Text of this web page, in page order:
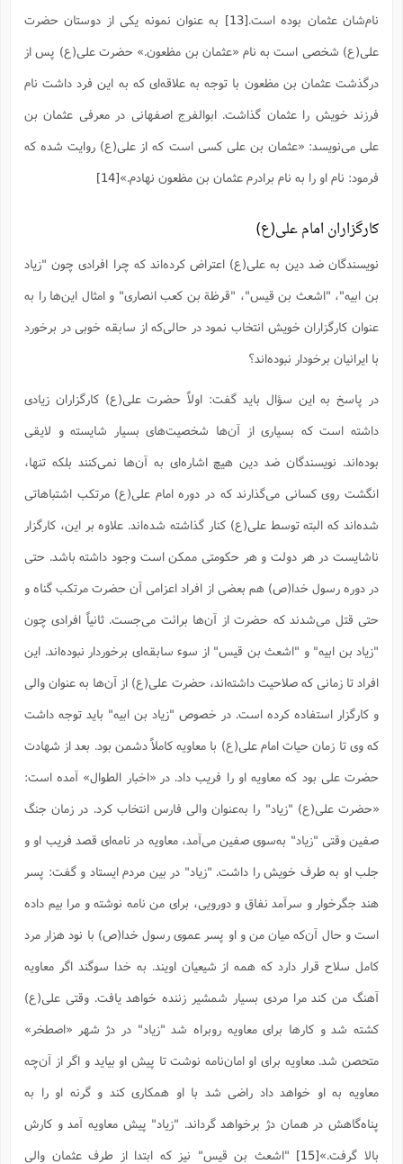
نام‌شان عثمان بوده است.[13]
به عنوان نمونه یکی از دوستان حضرت
علی(ع) شخصی است به نام «عثمان بن مظعون.» حضرت علی(ع) پس از
درگذشت عثمان بن مظعون با توجه به علاقه‌ای که به این فرد داشت نام
فرزند خویش را عثمان گذاشت. ابوالفرج اصفهانی در معرفی عثمان بن
علی می‌نویسد: «عثمان بن علی کسی است که از علی(ع) روایت شده که
فرمود: نام او را به نام برادرم عثمان بن مظعون نهادم.»[14]
کارگزاران امام علی(ع)
نویسندگان ضد دین به علی(ع) اعتراض کرده‌اند که چرا افرادی چون "زیاد
بن ابیه"، "اشعث بن قیس"، "قرظة ‌بن کعب انصاری" و امثال این‌ها را به
عنوان کارگزاران خویش انتخاب نمود در حالی‌که از سابقه خوبی در برخورد
با ایرانیان برخودار نبوده‌اند؟
در پاسخ به این سؤال باید گفت: اولاً حضرت علی(ع) کارگزاران زیادی
داشته است که بسیاری از آن‌ها شخصیت‌های بسیار شایسته و لایقی
بوده‌اند. نویسندگان ضد دین هیچ اشاره‌ای به آن‌ها نمی‌کنند بلکه تنها،
انگشت روی کسانی می‌گذارند که در دوره امام علی(ع) مرتکب اشتباهاتی
شده‌اند که البته توسط علی(ع) کنار گذاشته شده‌اند. علاوه بر این، کارگزار
ناشایست در هر دولت و هر حکومتی ممکن است وجود داشته باشد. حتی
در دوره رسول خدا(ص) هم بعضی از افراد اعزامی آن حضرت مرتکب گناه و
حتی قتل می‌شدند که حضرت از آن‌ها برائت می‌جست. ثانیاً افرادی چون
"زیاد بن ابیه" و "اشعث بن قیس" از سوء سابقه‌ای برخوردار نبوده‌اند. این
افراد تا زمانی که صلاحیت داشته‌اند، حضرت علی(ع) از آن‌ها به عنوان والی
و کارگزار استفاده کرده است. در خصوص "زیاد بن ابیه" باید توجه داشت
که وی تا زمان حیات امام علی(ع) با معاویه کاملاً دشمن بود. بعد از شهادت
حضرت علی بود که معاویه او را فریب داد. در «اخبار الطوال» آمده است:
«حضرت علی(ع) "زیاد" را به‌عنوان والی فارس انتخاب کرد. در زمان جنگ
صفین وقتی "زیاد" به‌سوی صفین می‌آمد، معاویه در نامه‌ای قصد فریب او و
جلب او به طرف خویش را داشت. "زیاد" در بین مردم ایستاد و گفت: پسر
هند جگرخوار و سرآمد نفاق و دورویى، براى من نامه نوشته و مرا بیم داده
است و حال آن‌که میان من و او پسر عموى رسول خدا(ص) با نود هزار مرد
کامل سلاح قرار دارد که همه از شیعیان اویند. به خدا سوگند اگر معاویه
آهنگ من کند مرا مردى بسیار شمشیر زننده خواهد یافت. وقتی على‌(ع)
کشته شد و کارها براى معاویه روبراه شد "زیاد" در دژ شهر «اصطخر»
متحصن شد. معاویه براى او امان‌نامه نوشت تا پیش او بیاید و اگر از آن‌چه
معاویه به او خواهد داد راضى شد با او همکارى کند و گرنه او را به
پناه‌گاهش در همان دژ برخواهد گرداند. "زیاد" پیش معاویه آمد و کارش
بالا گرفت.»‌‌[15] "اشعث بن قیس" نیز که ابتدا از طرف عثمان والی